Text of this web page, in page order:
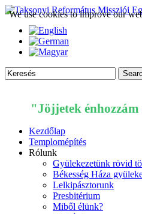
"Jöjjetek
Kezdőlap
Templomépítés
Rólunk
Gyülekezetünk rövid
Békesség Háza
Lelkipásztorunk
Presbitérium
Miből élünk?
We use cookies to improve our